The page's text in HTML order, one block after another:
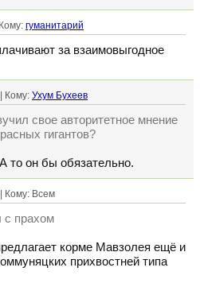
гуманитарий
за взаимовыгодное
Кому: Ухум Бухеев
свое авторитетное мнение
гигантов?
то он бы обязательно.
Кому: Всем
с прахом
корме Мавзолея ещё и
прихвостней типа